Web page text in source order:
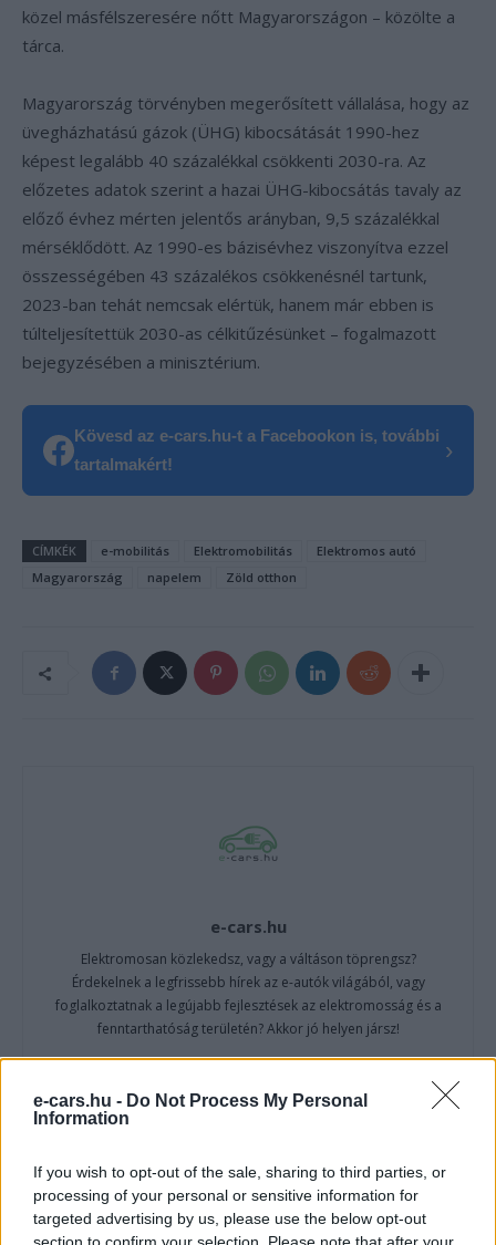
e-cars.hu - Do Not Process My Personal
Information
If you wish to opt-out of the sale, sharing to third parties, or
processing of your personal or sensitive information for
targeted advertising by us, please use the below opt-out
közel másfélszeresére nőtt Magyarországon – közölte a
tárca.
Magyarország törvényben megerősített vállalása, hogy az
üvegházhatású gázok (ÜHG) kibocsátását 1990-hez
képest legalább 40 százalékkal csökkenti 2030-ra. Az
előzetes adatok szerint a hazai ÜHG-kibocsátás tavaly az
előző évhez mérten jelentős arányban, 9,5 százalékkal
mérséklődött. Az 1990-es bázisévhez viszonyítva ezzel
összességében 43 százalékos csökkenésnél tartunk,
2023-ban tehát nemcsak elértük, hanem már ebben is
túlteljesítettük 2030-as célkitűzésünket – fogalmazott
bejegyzésében a minisztérium.
Kövesd az e-cars.hu-t a Facebookon is, további
tartalmakért!
›
CÍMKÉK e-mobilitás Elektromobilitás
Elektromos autó
Magyarország
napelem Zöld otthon
e-cars.hu
Elektromosan közlekedsz, vagy a váltáson töprengsz?
Érdekelnek a legfrissebb hírek az e-autók világából, vagy
foglalkoztatnak a legújabb fejlesztések az elektromosság és a
fenntarthatóság területén? Akkor jó helyen jársz!
KAPCSOLÓDÓ CIKKEK
Elektromos
autó
Dánia utolérte Norvégiát: már náluk is
szinte csak elektromos autót vesznek
az emberek